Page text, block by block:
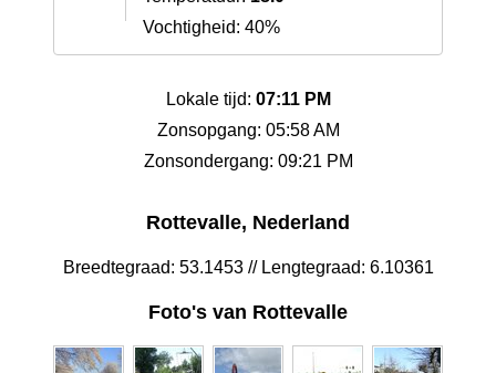
Vochtigheid: 40%
Lokale tijd: 07:11 PM
Zonsopgang: 05:58 AM
Zonsondergang: 09:21 PM
Rottevalle, Nederland
Breedtegraad: 53.1453 // Lengtegraad: 6.10361
Foto's van Rottevalle